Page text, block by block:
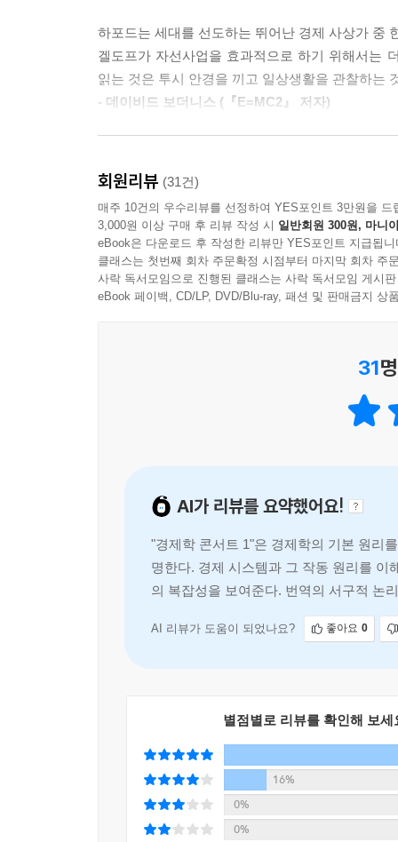
우선 다음과 같은 물리적 요소는 측정하기가 어렵
을 일으키는가? 사고는 얼마나 많이 일어나는가?
나 해치는가? 정신적인 영향은 더욱 측정하기 어
를 기만하는 것이다. 정부가 결정하는 모든 정책
이 없을지라도 가치 평가가 내재되어 있다.
--- p.167
하지만 투자자들이 진정 합리적이라면 예측 가능
르게 확산되기 때문이다. 남는 건 오로지 예측 불
다른 잠재적 투자보다 평균적으로 우위를 보였다
최대의 보상을 얻을 수 있기 때문에 더 빨리 따라
오랫동안 독자들의 사랑을 받아온 이유가 여기에
“경제 공부 초심자들이 꼭 읽어야 할 필독서!”
『인플레이션에서 살아남기』 오건영, 『괴짜경
경제학자 팀 하포드는 옥스퍼드대학교에서 경제
수많은 활동을 해오면서도 2005년부터 20년 가
라는 제목의 칼럼을 연재한 것이다. 초창기 칼럼
오르면서 수많은 독자들의 호응을 얻었다. 독자
읽어야 할 책’으로 손꼽았다.
“경제학의 기초 개념들이 팀 하포드의 손을 거
말하며 권위를 실어줬다. 한국에서도 베스트
경제전문가 오건영이 “경제 공부 초심자였던 저
차액지대론, 가격차별화, 외부효과, 정보의 비대
지루해 보이는 경제 담론을 쉬운 사례로 풀어낸 경
바쁜 출근길에 들르는 목 좋은 스타벅스의 커피
리카도가 제시한 ‘차액지대론’을 통해 19세기
합리적이며 다채롭다.
『경제학 콘서트1』은 경제학자가 세상을 바
모습들이 잡힌다. 과연 경제학자는 무엇을 바라
물어봐야 할 이유는 무엇일까? 이 모든 질문들
넘치는 이 책을 통해 얼마나 유용하고 매력적인
하포드는 세대를 선도하는 뛰어난 경제 사상가 중
겔도프가 자선사업을 효과적으로 하기 위해서는
읽는 것은 투시 안경을 끼고 일상생활을 관찰하는
- 데이비드 보더니스 (『E=MC2』 저자)
경제학이 팀 하포드의 손을 거치면서 재미있고 생
- 자그디시 바그와티 (컬럼비아대학교 경제학과 교
경제학의 기초 개념들이 팀 하포드의 손을 거치면
- 마틴 울프 (《파이낸셜 타임스》 수석 칼럼니스트)
어떻게 결정되는지 궁금하거나 제3세계가 가난한
이 책은 내가 알고 있는 모든 입문서 가운데 최고
경제학적 사고방식으로 세상을 보는 법을 알려준다.
- 피터 뵈케 (오스트리아 경제학자)
회원리뷰 (31건)
매주 10건의 우수리뷰를 선정하여 YES포인트 3만원을 드
3,000원 이상 구매 후 리뷰 작성 시 일반회원 300원, 마니
eBook은 다운로드 후 작성한 리뷰만 YES포인트 지급됩니
클래스는 첫번째 회차 주문확정 시점부터 마지막 회차 주
사락 독서모임으로 진행된 클래스는 사락 독서모임 게시
eBook 페이백, CD/LP, DVD/Blu-ray, 패션 및 판매금지 상
31
AI가 리뷰를 요약했어요!
"경제학 콘서트 1"은 경제학의 기본 원리
명한다. 경제 시스템과 그 작동 원리를 이
의 복잡성을 보여준다. 번역의 서구적 논
별점별로 리뷰를 확인해 보세
0%